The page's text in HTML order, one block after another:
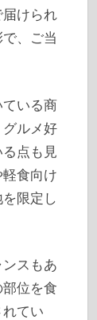
けられ
、ご当
いる商
ルメ好
点も見
食向け
限定し
スもあ
位を食
てい